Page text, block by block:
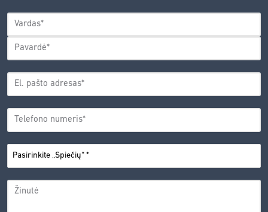
POLITIKA.*
VARDAS*
Vardas
EL.
ADRESAS*
TELEFONO
NUMERIS*
PASIRINKITE
„SPIEČIŲ“*
ŽINUTĖ